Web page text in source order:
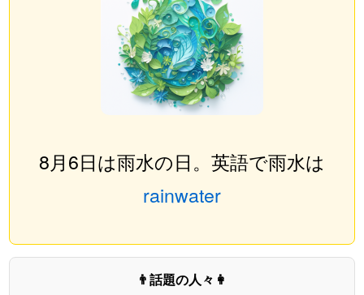
8月6日は雨水の日。英語で雨水は
rainwater
👨話題の人々👩